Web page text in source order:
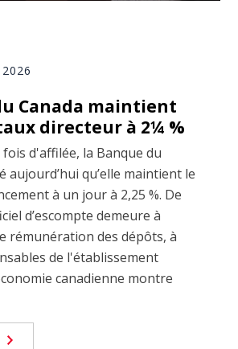
Canada maintient
directeur à 2¼ %
d'affilée, la Banque du
aujourd’hui qu’elle maintient le
à un jour à 2,25 %. De
d’escompte demeure à
rémunération des dépôts, à
de l'établissement
canadienne montre